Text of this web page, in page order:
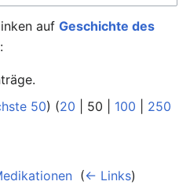
auf Geschichte des
:
50) (20 50 100
250
(← Links)